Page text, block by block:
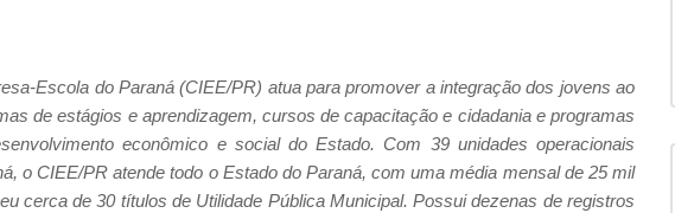
Escola do Paraná (CIEE/PR) atua para promover a integração dos jovens ao
de estágios e aprendizagem, cursos de capacitação e cidadania e programas
econômico e social do Estado. Com 39 unidades operacionais
o CIEE/PR atende todo o Estado do Paraná, com uma média mensal de 25 mil
cerca de 30 títulos de Utilidade Pública Municipal. Possui dezenas de registros